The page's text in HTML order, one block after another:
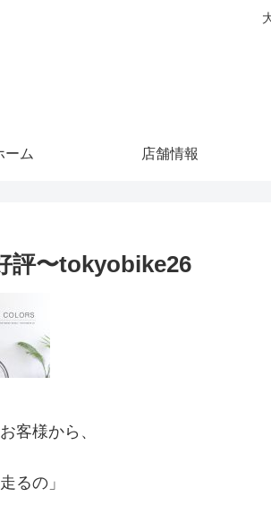
ーム 店舗情報
評〜tokyobike26
客様から、
るの」